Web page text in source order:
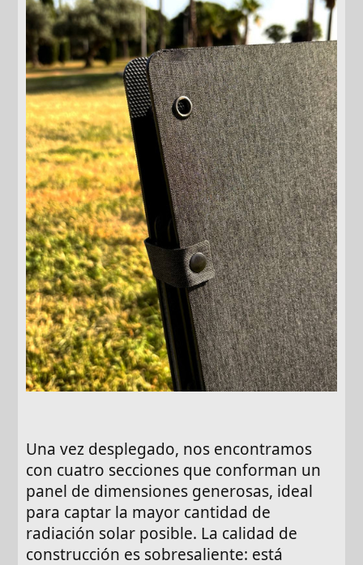
Una vez desplegado, nos encontramos
con cuatro secciones que conforman un
panel de dimensiones generosas, ideal
para captar la mayor cantidad de
radiación solar posible. La calidad de
construcción es sobresaliente: está